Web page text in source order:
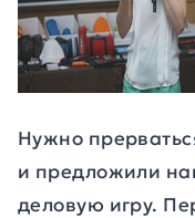
Нужно
и предложили
деловую игру.